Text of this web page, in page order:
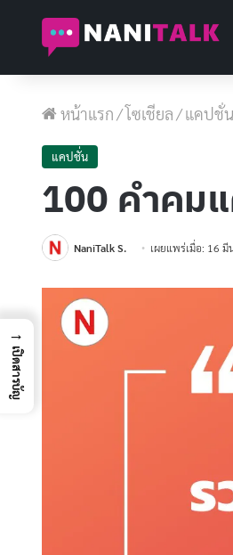
หน้าแรก/โซเชียล/แคปชั่น
แคปชั่น
100 คำคม
NaniTalk S. เผยแพร่เมื่อ: 16
→
เปิดสารบัญ